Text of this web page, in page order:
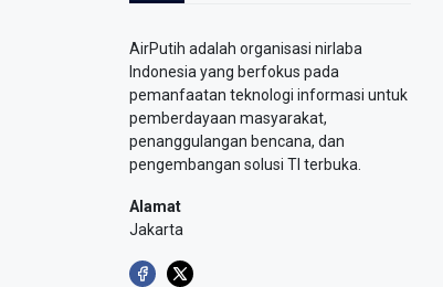
AirPutih adalah organisasi nirlaba
Indonesia yang berfokus pada
pemanfaatan teknologi informasi untuk
pemberdayaan masyarakat,
penanggulangan bencana, dan
pengembangan solusi TI terbuka.
Alamat
Jakarta